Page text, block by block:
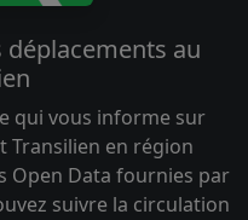
au
qui vous informe sur
Transilien en région
Open Data fournies par
suivre la circulation